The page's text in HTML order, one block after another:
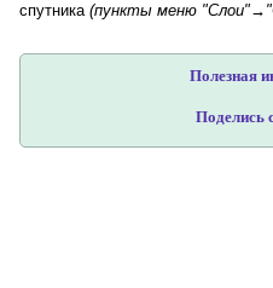
спутника (пункты меню
Полезная
Поделись